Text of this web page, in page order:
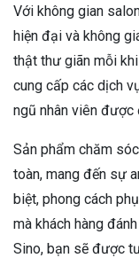
Với không gian
hiện đại và không
thật thư giãn mỗi
cung cấp các dịch
ngũ nhân viên được
Sản phẩm chăm
toàn, mang đến sự
biệt, phong cách
mà khách hàng
Sino, bạn sẽ được